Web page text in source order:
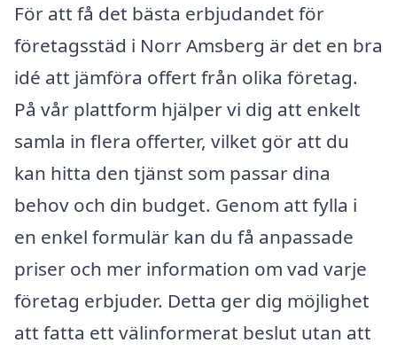
För att få det bästa erbjudandet för
företagsstäd i Norr Amsberg är det en bra
idé att jämföra offert från olika företag.
På vår plattform hjälper vi dig att enkelt
samla in flera offerter, vilket gör att du
kan hitta den tjänst som passar dina
behov och din budget. Genom att fylla i
en enkel formulär kan du få anpassade
priser och mer information om vad varje
företag erbjuder. Detta ger dig möjlighet
att fatta ett välinformerat beslut utan att